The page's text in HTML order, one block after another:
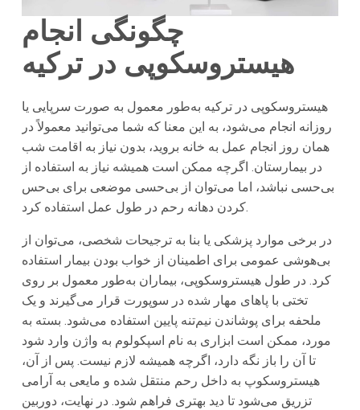
چگونگی انجام
هیستروسکوپی در ترکیه
هیستروسکوپی در ترکیه به‌طور معمول به صورت سرپایی یا
روزانه انجام می‌شود، به این معنا که شما می‌توانید معمولاً در
همان روز انجام عمل به خانه بروید، بدون نیاز به اقامت شب
در بیمارستان. اگرچه ممکن است همیشه نیاز به استفاده از
بی‌حسی نباشد، اما می‌توان از بی‌حسی موضعی برای بی‌حس
کردن دهانه رحم در طول عمل استفاده کرد.
در برخی موارد پزشکی یا بنا به ترجیحات شخصی، می‌توان از
بی‌هوشی عمومی برای اطمینان از خواب بودن بیمار استفاده
کرد. در طول هیستروسکوپی، بیماران به‌طور معمول بر روی
تختی با پاهای مهار شده در سوپورت قرار می‌گیرند و یک
ملحفه برای پوشاندن نیم‌تنه پایین استفاده می‌شود. بسته به
مورد، ممکن است ابزاری به نام اسپکولوم به واژن وارد شود
تا آن را باز نگه دارد، اگرچه همیشه لازم نیست. پس از آن،
هیستروسکوپ به داخل رحم منتقل شده و مایعی به آرامی
تزریق می‌شود تا دید بهتری فراهم شود. در نهایت، دوربین